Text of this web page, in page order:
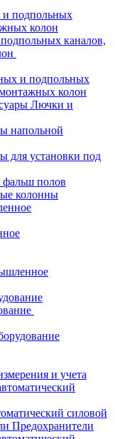
каналов,
и подпольных
колон
Лючки и
напольной
для установки под
фальш полов
колонны
и учета
силовой
Предохранители